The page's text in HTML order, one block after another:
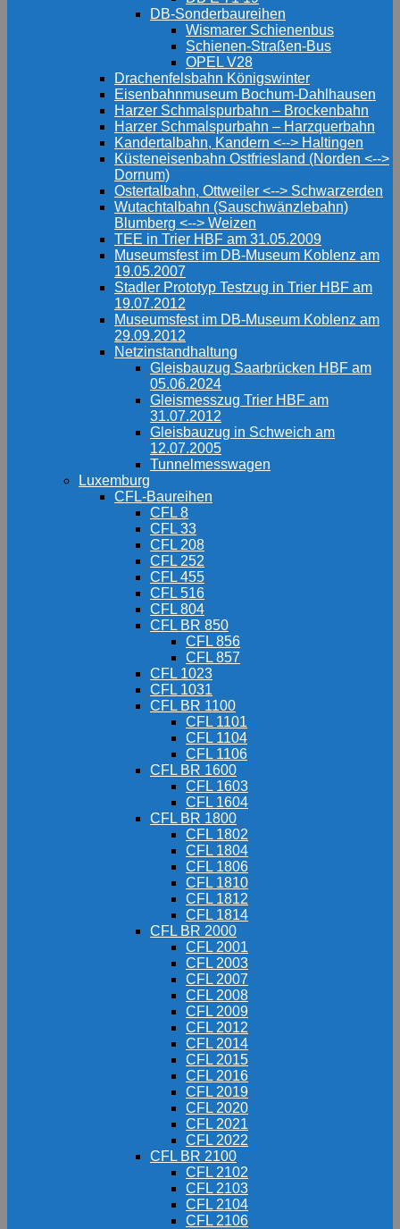
DB-Sonderbaureihen
Wismarer Schienenbus
Schienen-Straßen-Bus
OPEL V28
Drachenfelsbahn Königswinter
Eisenbahnmuseum Bochum-Dahlhausen
Harzer Schmalspurbahn – Brockenbahn
Harzer Schmalspurbahn – Harzquerbahn
Kandertalbahn, Kandern <--> Haltingen
Küsteneisenbahn Ostfriesland (Norden <-->
Dornum)
Ostertalbahn, Ottweiler <--> Schwarzerden
Wutachtalbahn (Sauschwänzlebahn)
Blumberg <--> Weizen
TEE in Trier HBF am 31.05.2009
Museumsfest im DB-Museum Koblenz am
19.05.2007
Stadler Prototyp Testzug in Trier HBF am
19.07.2012
Museumsfest im DB-Museum Koblenz am
29.09.2012
Netzinstandhaltung
Gleisbauzug Saarbrücken HBF am
05.06.2024
Gleismesszug Trier HBF am
31.07.2012
Gleisbauzug in Schweich am
12.07.2005
Tunnelmesswagen
Luxemburg
CFL-Baureihen
CFL 8
CFL 33
CFL 208
CFL 252
CFL 455
CFL 516
CFL 804
CFL BR 850
CFL 856
CFL 857
CFL 1023
CFL 1031
CFL BR 1100
CFL 1101
CFL 1104
CFL 1106
CFL BR 1600
CFL 1603
CFL 1604
CFL BR 1800
CFL 1802
CFL 1804
CFL 1806
CFL 1810
CFL 1812
CFL 1814
CFL BR 2000
CFL 2001
CFL 2003
CFL 2007
CFL 2008
CFL 2009
CFL 2012
CFL 2014
CFL 2015
CFL 2016
CFL 2019
CFL 2020
CFL 2021
CFL 2022
CFL BR 2100
CFL 2102
CFL 2103
CFL 2104
CFL 2106